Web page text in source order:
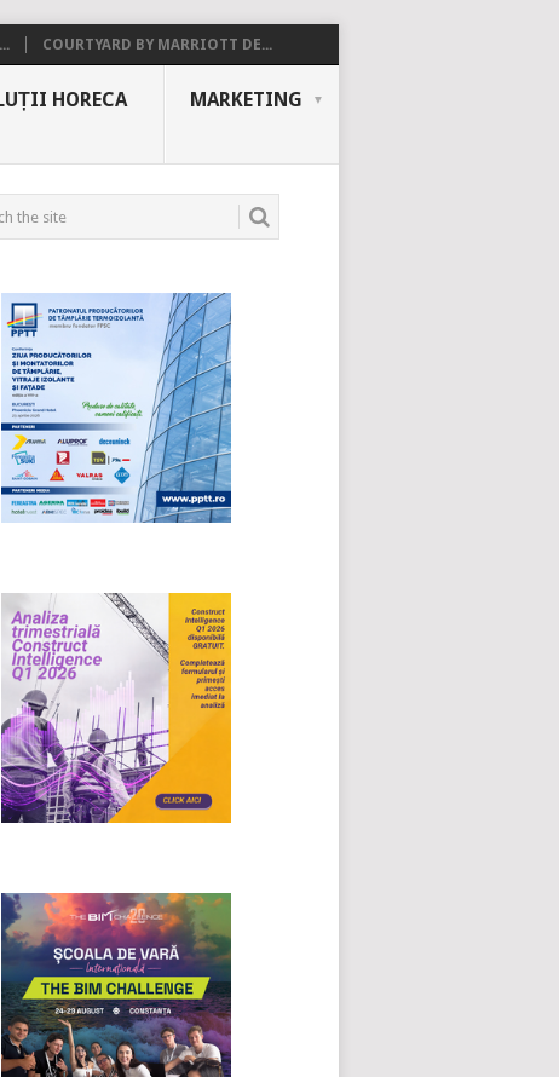
COURTYARD BY MARRIOTT DE...
HORECA MARKETING